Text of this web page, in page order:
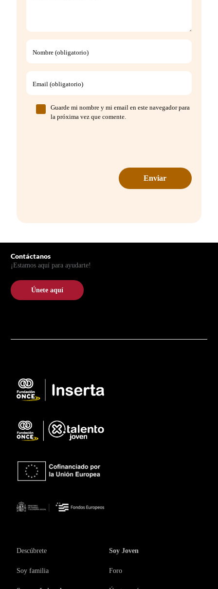
Nombre (obligatorio)
Email (obligatorio)
Guarde mi nombre y mi email en este navegador para
la próxima vez que comente.
Descúbrete Soy Joven
Soy familia Foro
Contáctanos
¡Estamos aquí para ayudarte!
Únete aquí